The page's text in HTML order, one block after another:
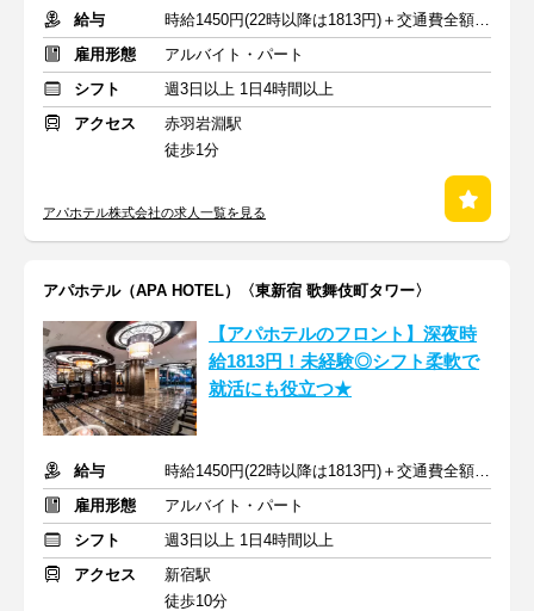
給与
時給1450円(22時以降は1813円)＋交通費全額支給
雇用形態
アルバイト・パート
シフト
週3日以上 1日4時間以上
アクセス
赤羽岩淵駅
徒歩1分
アパホテル株式会社の求人一覧を見る
アパホテル（APA HOTEL）〈東新宿 歌舞伎町タワー〉
【アパホテルのフロント】深夜時
給1813円！未経験◎シフト柔軟で
就活にも役立つ★
給与
時給1450円(22時以降は1813円)＋交通費全額支給
雇用形態
アルバイト・パート
シフト
週3日以上 1日4時間以上
アクセス
新宿駅
徒歩10分